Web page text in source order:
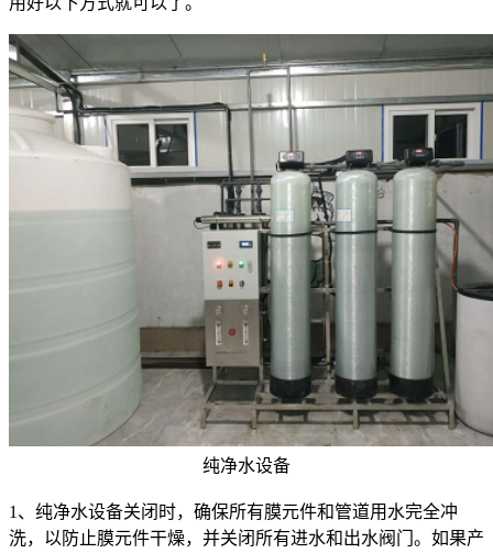
纯净水设备
1、纯净水设备关闭时，确保所有膜元件和管道用水完全冲
洗，以防止膜元件干燥，并关闭所有进水和出水阀门。如果产